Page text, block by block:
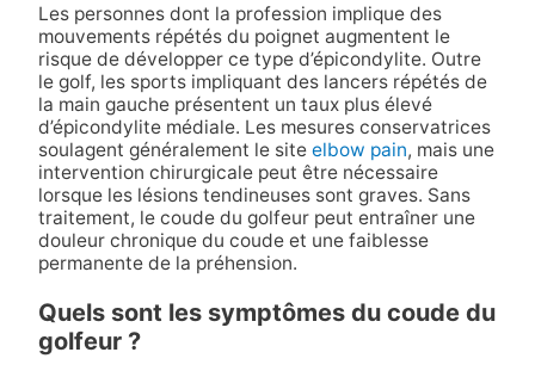
Les personnes dont la profession implique des
mouvements répétés du poignet augmentent le
risque de développer ce type d’épicondylite. Outre
le golf, les sports impliquant des lancers répétés de
la main gauche présentent un taux plus élevé
d’épicondylite médiale. Les mesures conservatrices
soulagent généralement le site elbow pain, mais une
intervention chirurgicale peut être nécessaire
lorsque les lésions tendineuses sont graves. Sans
traitement, le coude du golfeur peut entraîner une
douleur chronique du coude et une faiblesse
permanente de la préhension.
Quels sont les symptômes du coude du
golfeur ?